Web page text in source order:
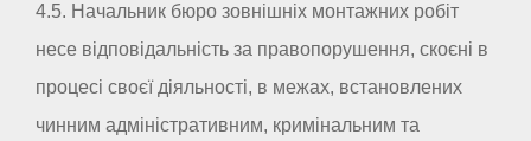
4.5. Начальник бюро зовнішніх монтажних робіт
несе відповідальність за правопорушення, скоєні в
процесі своєї діяльності, в межах, встановлених
чинним адміністративним, кримінальним та